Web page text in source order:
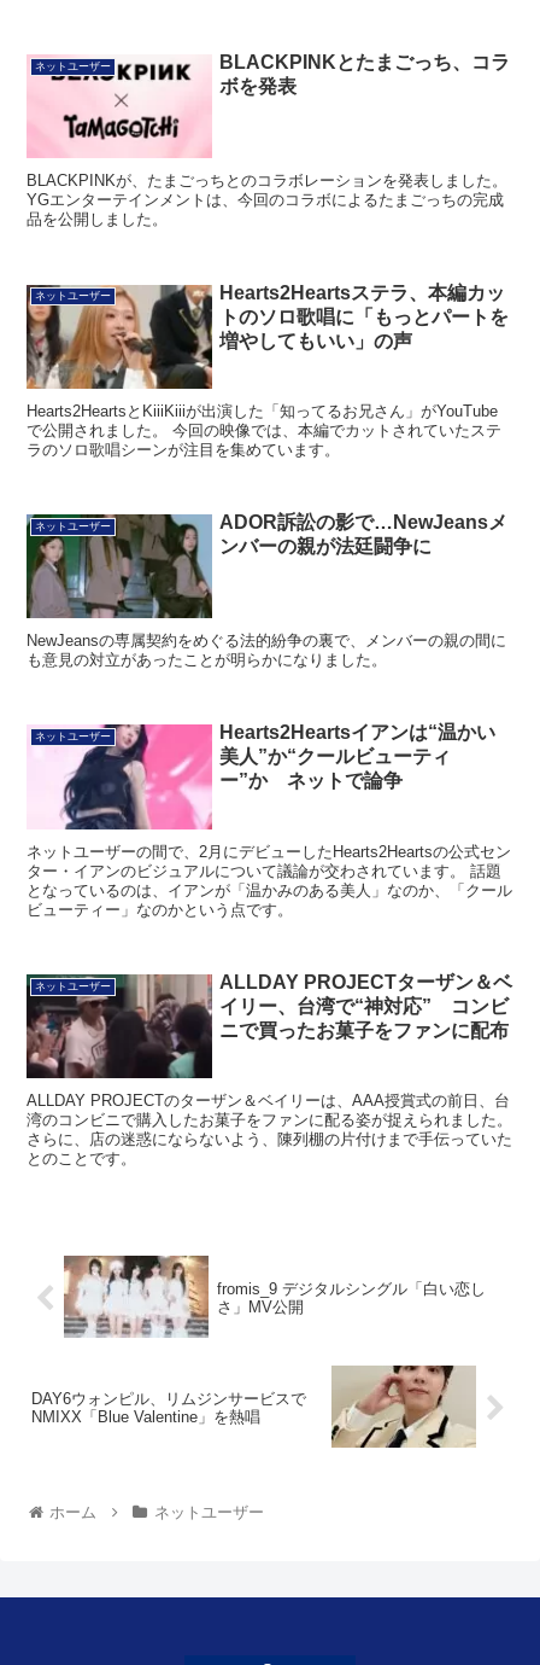
ネットユーザー
BLACKPINKとたまごっち、コラ
ボを発表
BLACKPINKが、たまごっちとのコラボレーションを発表しました。
YGエンターテインメントは、今回のコラボによるたまごっちの完成
品を公開しました。
ネットユーザー
Hearts2Heartsステラ、本編カッ
トのソロ歌唱に「もっとパートを
増やしてもいい」の声
Hearts2HeartsとKiiiKiiiが出演した「知ってるお兄さん」がYouTube
で公開されました。 今回の映像では、本編でカットされていたステ
ラのソロ歌唱シーンが注目を集めています。
ネットユーザー
ADOR訴訟の影で…NewJeansメ
ンバーの親が法廷闘争に
NewJeansの専属契約をめぐる法的紛争の裏で、メンバーの親の間に
も意見の対立があったことが明らかになりました。
ネットユーザー
Hearts2Heartsイアンは“温かい
美人”か“クールビューティ
ー”か ネットで論争
ネットユーザーの間で、2月にデビューしたHearts2Heartsの公式セン
ター・イアンのビジュアルについて議論が交わされています。 話題
となっているのは、イアンが「温かみのある美人」なのか、「クール
ビューティー」なのかという点です。
ネットユーザー
ALLDAY PROJECTターザン＆ベ
イリー、台湾で“神対応” コンビ
ニで買ったお菓子をファンに配布
ALLDAY PROJECTのターザン＆ベイリーは、AAA授賞式の前日、台
湾のコンビニで購入したお菓子をファンに配る姿が捉えられました。
さらに、店の迷惑にならないよう、陳列棚の片付けまで手伝っていた
とのことです。
fromis_9 デジタルシングル「白い恋し
さ」MV公開
DAY6ウォンピル、リムジンサービスで
NMIXX「Blue Valentine」を熱唱
ホーム ネットユーザー